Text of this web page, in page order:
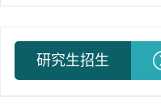
研究生招生